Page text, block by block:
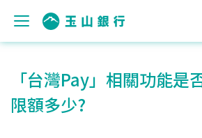
「台灣Pay」相關功能是
限額多少?